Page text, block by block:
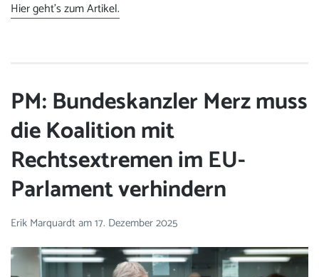
Hier geht’s zum Artikel.
PM: Bundeskanzler Merz muss
die Koalition mit
Rechtsextremen im EU-
Parlament verhindern
Erik Marquardtam17. Dezember 2025